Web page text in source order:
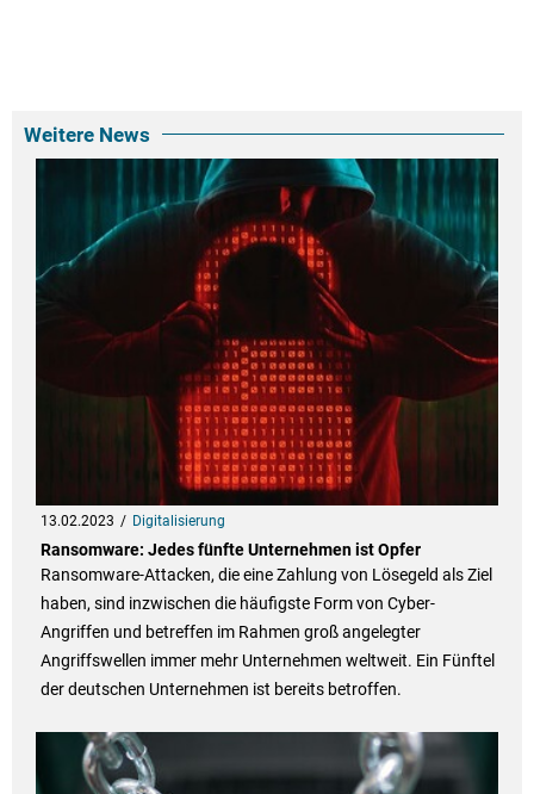
Weitere News
13.02.2023 Digitalisierung
Ransomware: Jedes fünfte Unternehmen ist Opfer
Ransomware-Attacken, die eine Zahlung von Lösegeld als Ziel
haben, sind inzwischen die häufigste Form von Cyber-
Angriffen und betreffen im Rahmen groß angelegter
Angriffswellen immer mehr Unternehmen weltweit. Ein Fünftel
der deutschen Unternehmen ist bereits betroffen.